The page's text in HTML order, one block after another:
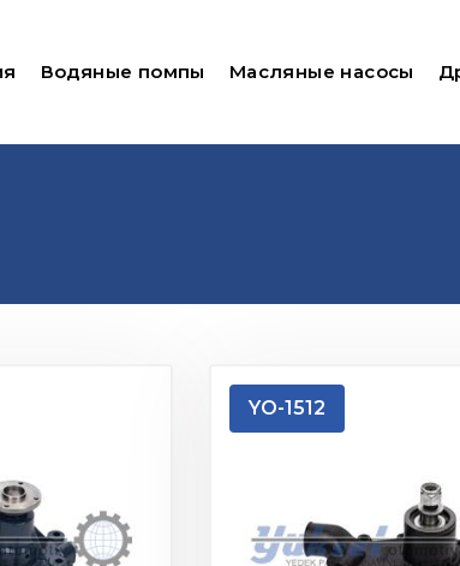
Водяные помпы Масляные насосы
YO-1512